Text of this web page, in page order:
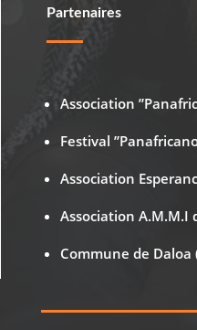
Partenaires
Association
Festival
Association
Association A.M.M.I
Commune de Daloa